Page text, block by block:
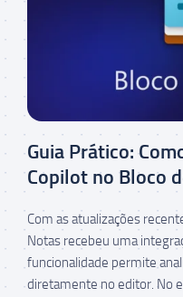
Guia Prático:
Copilot no Bloco
Com as atualizações
Notas recebeu uma
funcionalidade permite
diretamente no editor. No